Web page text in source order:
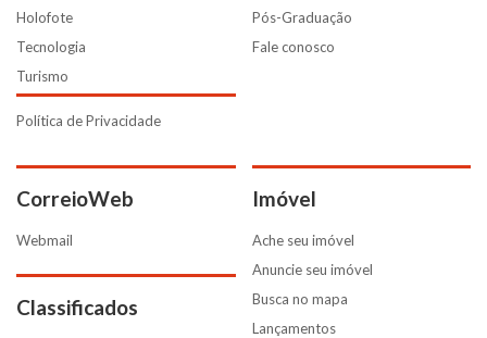
Holofote
Tecnologia
Turismo
Política de Privacidade
Pós-Graduação
Fale conosco
CorreioWeb
Webmail
Classificados
Imóvel
Ache seu imóvel
Anuncie seu imóvel
Busca no mapa
Lançamentos